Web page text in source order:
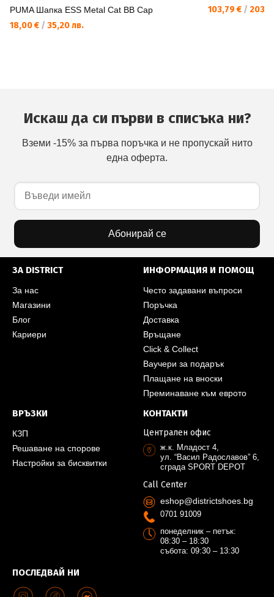
PUMA Шапка ESS Metal Cat BB Cap
18,00 € / 35,20 лв.
103,79 € /
Искаш да си първи в списъка ни?
Вземи -15% за първа поръчка и не пропускай нито
една оферта.
Абонирай се
ЗА DISTRICT
За нас
Магазини
Блог
Кариери
ИНФОРМАЦИЯ И ПОМОЩ
Често задавани въпроси
Поръчка
Доставка
Връщане
Click & Collect
Ваучери за подарък
Плащане на вноски
Преминаване към еврото
ВРЪЗКИ
КЗП
Решаване на спорове
Настройки за бисквитки
ПОСЛЕДВАЙ НИ
КОНТАКТИ
Централен офис
ж.к. Младост 4,
ул. “Васил Радославов” 6,
сграда SPORT DEPOT
Call Center
eshop@districtshoes.bg
0701 91009
понеделник – петък:
08:30 – 18:30
събота: 09:30 – 13:30